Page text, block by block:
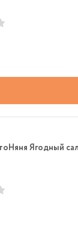
Ягодный